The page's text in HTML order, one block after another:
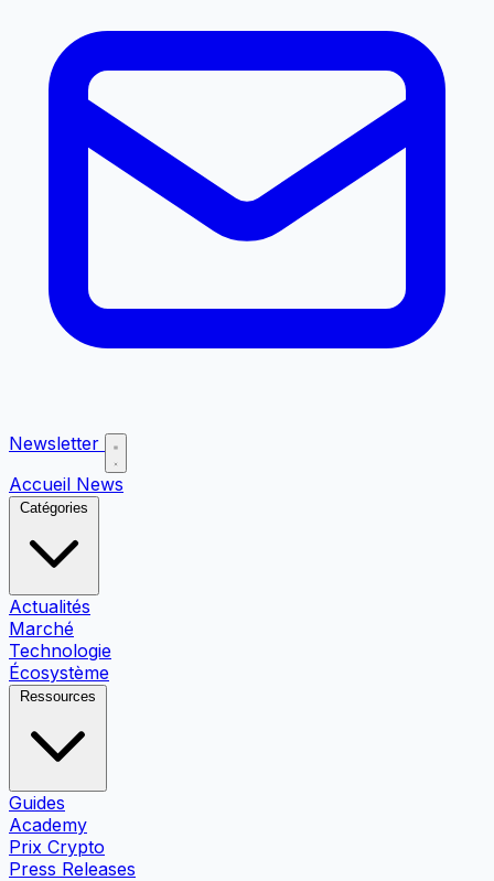
Newsletter
Accueil News
Catégories
Actualités
Marché
Technologie
Écosystème
Ressources
Guides
Academy
Prix Crypto
Press Releases